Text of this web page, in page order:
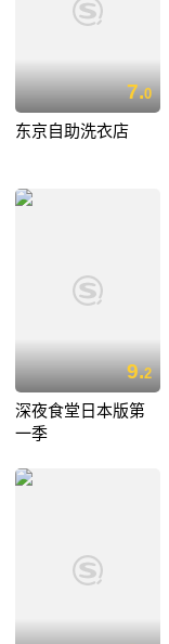
7.0
东京自助洗衣店
9.2
深夜食堂日本版第
一季